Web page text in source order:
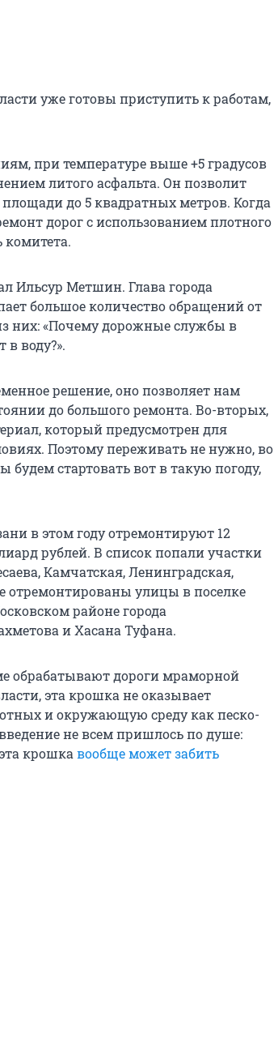
уже готовы приступить к работам,
при температуре выше +5 градусов
литого асфальта. Он позволит
до 5 квадратных метров. Когда
дорог с использованием плотного
комитета.
Ильсур Метшин. Глава города
большое количество обращений от
них: «Почему дорожные службы в
в воду?».
решение, оно позволяет нам
до большого ремонта. Во-вторых,
который предусмотрен для
Поэтому переживать не нужно, во
стартовать вот в такую погоду,
в этом году отремонтируют 12
рублей. В список попали участки
Камчатская, Ленинградская,
отремонтированы улицы в поселке
районе города
и Хасана Туфана.
обрабатывают дороги мраморной
эта крошка не оказывает
и окружающую среду как песко-
не всем пришлось по душе:
крошка вообще может забить